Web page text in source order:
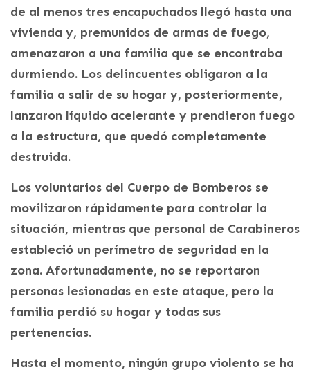
de al menos tres encapuchados llegó hasta una
vivienda y, premunidos de armas de fuego,
amenazaron a una familia que se encontraba
durmiendo. Los delincuentes obligaron a la
familia a salir de su hogar y, posteriormente,
lanzaron líquido acelerante y prendieron fuego
a la estructura, que quedó completamente
destruida.
Los voluntarios del Cuerpo de Bomberos se
movilizaron rápidamente para controlar la
situación, mientras que personal de Carabineros
estableció un perímetro de seguridad en la
zona. Afortunadamente, no se reportaron
personas lesionadas en este ataque, pero la
familia perdió su hogar y todas sus
pertenencias.
Hasta el momento, ningún grupo violento se ha